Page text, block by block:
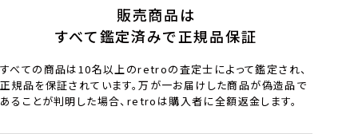
販売商品は
すべて鑑定済みで正規品保証
すべての商品は10名以上のretroの査定士によって鑑定され、
正規品を保証されています。万が一お届けした商品が偽造品で
あることが判明した場合、retroは購入者に全額返金します。